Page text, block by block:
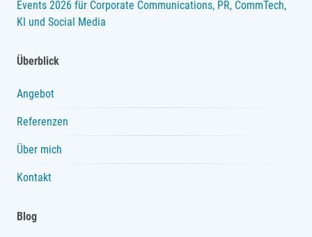
Events 2026 für Corporate Communications, PR, CommTech,
KI und Social Media
Überblick
Angebot
Referenzen
Über mich
Kontakt
Blog